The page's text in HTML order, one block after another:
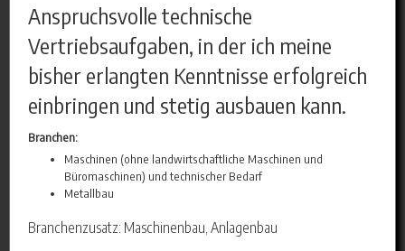
Anspruchsvolle technische
Vertriebsaufgaben, in der ich meine
bisher erlangten Kenntnisse erfolgreich
einbringen und stetig ausbauen kann.
Branchen:
Maschinen (ohne landwirtschaftliche Maschinen und
Büromaschinen) und technischer Bedarf
Metallbau
Branchenzusatz: Maschinenbau, Anlagenbau